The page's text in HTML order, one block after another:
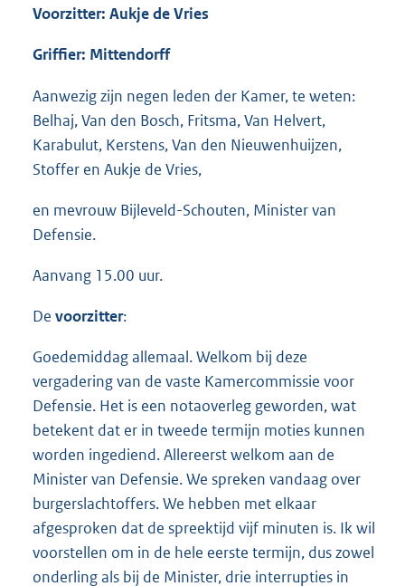
Voorzitter: Aukje de Vries
Griffier: Mittendorff
Aanwezig zijn negen leden der Kamer, te weten:
Belhaj, Van den Bosch, Fritsma, Van Helvert,
Karabulut, Kerstens, Van den Nieuwenhuijzen,
Stoffer en Aukje de Vries,
en mevrouw Bijleveld-Schouten, Minister van
Defensie.
Aanvang 15.00 uur.
De voorzitter:
Goedemiddag allemaal. Welkom bij deze
vergadering van de vaste Kamercommissie voor
Defensie. Het is een notaoverleg geworden, wat
betekent dat er in tweede termijn moties kunnen
worden ingediend. Allereerst welkom aan de
Minister van Defensie. We spreken vandaag over
burgerslachtoffers. We hebben met elkaar
afgesproken dat de spreektijd vijf minuten is. Ik wil
voorstellen om in de hele eerste termijn, dus zowel
onderling als bij de Minister, drie interrupties in